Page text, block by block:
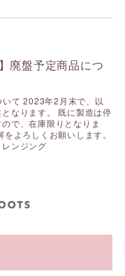
廃盤予定商品につ
て 2023年2月末で、以
なります。 既に製造は停
で、在庫限りとなりま
よろしくお願いします。
レンジング